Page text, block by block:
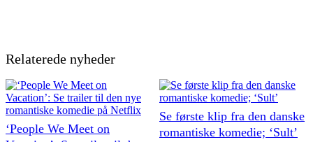
Relaterede nyheder
‘People We Meet on
Se første klip fra den danske
romantiske komedie; ‘Sult’